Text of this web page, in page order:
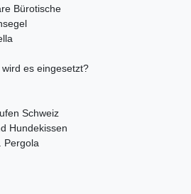
Bürotische
es eingesetzt?
Schweiz
Hundekissen
Pergola